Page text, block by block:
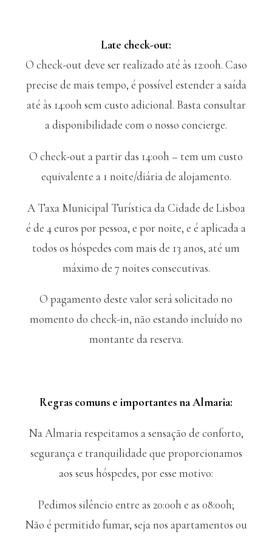
Late check-out:
O check-out deve ser realizado até às 12:00h. Caso
precise de mais tempo, é possível estender a saída
até às 14:00h sem custo adicional. Basta consultar
a disponibilidade com o nosso concierge.
O check-out a partir das 14:00h – tem um custo
equivalente a 1 noite/diária de alojamento.
A Taxa Municipal Turística da Cidade de Lisboa
é de 4 euros por pessoa, e por noite, e é aplicada a
todos os hóspedes com mais de 13 anos, até um
máximo de 7 noites consecutivas.
O pagamento deste valor será solicitado no
momento do check-in, não estando incluído no
montante da reserva.
Regras comuns e importantes na Almaria:
Na Almaria respeitamos a sensação de conforto,
segurança e tranquilidade que proporcionamos
aos seus hóspedes, por esse motivo:
Pedimos silêncio entre as 20:00h e as 08:00h;
Não é permitido fumar, seja nos apartamentos ou